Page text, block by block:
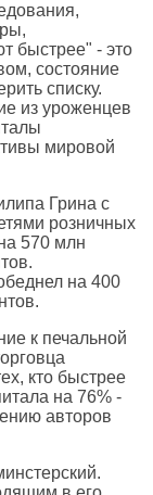
быстрее" - это
состояние
списку.
из уроженцев
мировой
Грина с
розничных
570 млн
на 400
к печальной
кто быстрее
на 76% -
авторов